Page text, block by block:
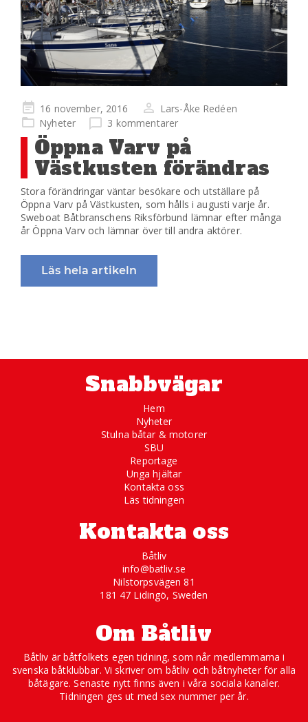
Publicerad
på
16 november, 2016
Lars-Åke Redéen
Nyheter
3 kommentarer
Öppna Varv på
Västkusten förändras
Stora förändringar väntar besökare och utställare på
Öppna Varv på Västkusten, som hålls i augusti varje år.
Sweboat Båtbranschens Riksförbund lämnar efter många
år Öppna Varv och lämnar över till andra aktörer.
Läs hela artikeln
Snabbvägar
Hem
Nyheter
Stulna båtar & motorer
SBU
Reportage
Unga hjältar
Kontakta oss
Läs tidningen
Kontakta oss
Båtliv
info@batliv.se
Nilstorpsvägen 81
181 47 Lidingö, Sweden
Om Båtliv
Båtliv är båtfolkets egen tidning, som når medlemmarna i
svenska båtklubbar. Vi skriver om båtliv och båtnyheter för alla
båtägare. Senaste nytt finns även i våra sociala kanaler.
Tidningen ges ut med sex nummer per år.